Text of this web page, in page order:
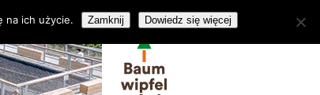
na ich użycie. Zamknij Dowiedz się więcej